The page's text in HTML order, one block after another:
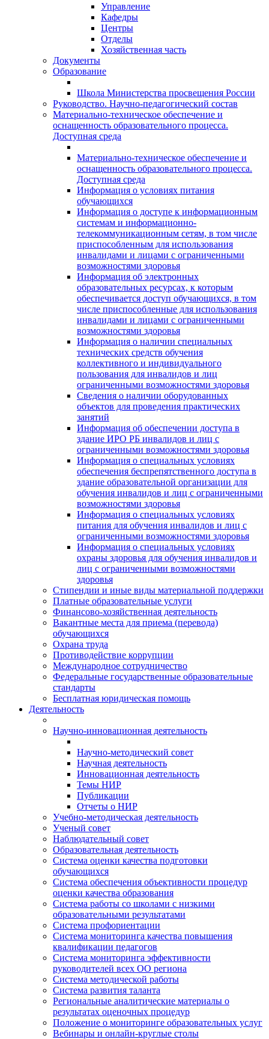
Управление
Кафедры
Центры
Отделы
Хозяйственная часть
Документы
Образование
Школа Министерства просвещения России
Руководство. Научно-педагогический состав
Материально-техническое обеспечение и
оснащенность образовательного процесса.
Доступная среда
Материально-техническое обеспечение и
оснащенность образовательного процесса.
Доступная среда
Информация о условиях питания
обучающихся
Информация о доступе к информационным
системам и информационно-
телекоммуникационным сетям, в том числе
приспособленным для использования
инвалидами и лицами с ограниченными
возможностями здоровья
Информация об электронных
образовательных ресурсах, к которым
обеспечивается доступ обучающихся, в том
числе приспособленные для использования
инвалидами и лицами с ограниченными
возможностями здоровья
Информация о наличии специальных
технических средств обучения
коллективного и индивидуального
пользования для инвалидов и лиц
ограниченными возможностями здоровья
Сведения о наличии оборудованных
объектов для проведения практических
занятий
Информация об обеспечении доступа в
здание ИРО РБ инвалидов и лиц с
ограниченными возможностями здоровья
Информация о специальных условиях
обеспечения беспрепятственного доступа в
здание образовательной организации для
обучения инвалидов и лиц с ограниченными
возможностями здоровья
Информация о специальных условиях
питания для обучения инвалидов и лиц с
ограниченными возможностями здоровья
Информация о специальных условиях
охраны здоровья для обучения инвалидов и
лиц с ограниченными возможностями
здоровья
Стипендии и иные виды материальной поддержки
Платные образовательные услуги
Финансово-хозяйственная деятельность
Вакантные места для приема (перевода)
обучающихся
Охрана труда
Противодействие коррупции
Международное сотрудничество
Федеральные государственные образовательные
стандарты
Бесплатная юридическая помощь
Деятельность
Научно-инновационная деятельность
Научно-методический совет
Научная деятельность
Инновационная деятельность
Темы НИР
Публикации
Отчеты о НИР
Учебно-методическая деятельность
Ученый совет
Наблюдательный совет
Образовательная деятельность
Система оценки качества подготовки
обучающихся
Система обеспечения объективности процедур
оценки качества образования
Система работы со школами с низкими
образовательными результатами
Система профориентации
Система мониторинга качества повышения
квалификации педагогов
Система мониторинга эффективности
руководителей всех ОО региона
Система методической работы
Система развития таланта
Региональные аналитические материалы о
результатах оценочных процедур
Положение о мониторинге образовательных услуг
Вебинары и онлайн-круглые столы